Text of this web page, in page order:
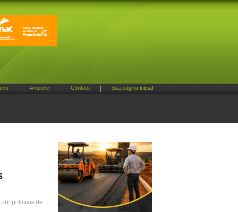
Anuncie Contato Sua página inicial
por policiais de